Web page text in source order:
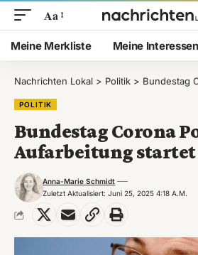
Aa
Meine Merkliste Meine Interessen
Nachrichten Lokal > Politik > Bundestag
POLITIK
Bundestag Corona
Aufarbeitung startet
Zuletzt Aktualisiert: Juni 25, 2025 4:18 A.m.
Anna-Marie Schmidt